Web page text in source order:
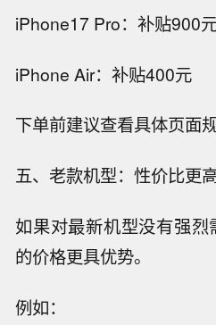
iPhone17 Pro：补贴900
iPhone Air：补贴400元
下单前建议查看具体页面规
五、老款机型：性价比更
如果对最新机型没有强
的价格更具优势。
例如：